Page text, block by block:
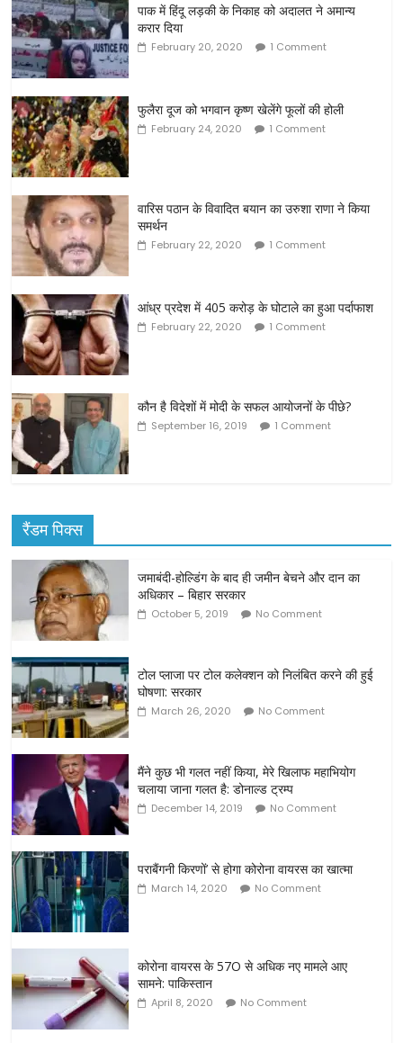
पाक में हिंदू लड़की के निकाह को अदालत ने अमान्य
करार दिया
February 20, 2020 1 Comment
फुलैरा दूज को भगवान कृष्ण खेलेंगे फूलों की होली
February 24, 2020 1 Comment
वारिस पठान के विवादित बयान का उरुशा राणा ने किया
समर्थन
February 22, 2020 1 Comment
आंध्र प्रदेश में 405 करोड़ के घोटाले का हुआ पर्दाफाश
February 22, 2020 1 Comment
कौन है विदेशों में मोदी के सफल आयोजनों के पीछे?
September 16, 2019 1 Comment
रैंडम पिक्स
जमाबंदी-होल्डिंग के बाद ही जमीन बेचने और दान का
अधिकार – बिहार सरकार
October 5, 2019 No Comment
टोल प्लाजा पर टोल कलेक्‍शन को निलंबित करने की हुई
घोषणा: सरकार
March 26, 2020 No Comment
मैंने कुछ भी गलत नहीं किया, मेरे खिलाफ महाभियोग
चलाया जाना गलत है: डोनाल्ड ट्रम्प
December 14, 2019 No Comment
पराबैंगनी किरणों’ से होगा कोरोना वायरस का खात्‍मा
March 14, 2020 No Comment
कोरोना वायरस के 57O से अधिक नए मामले आए
सामने: पाकिस्तान
April 8, 2020 No Comment